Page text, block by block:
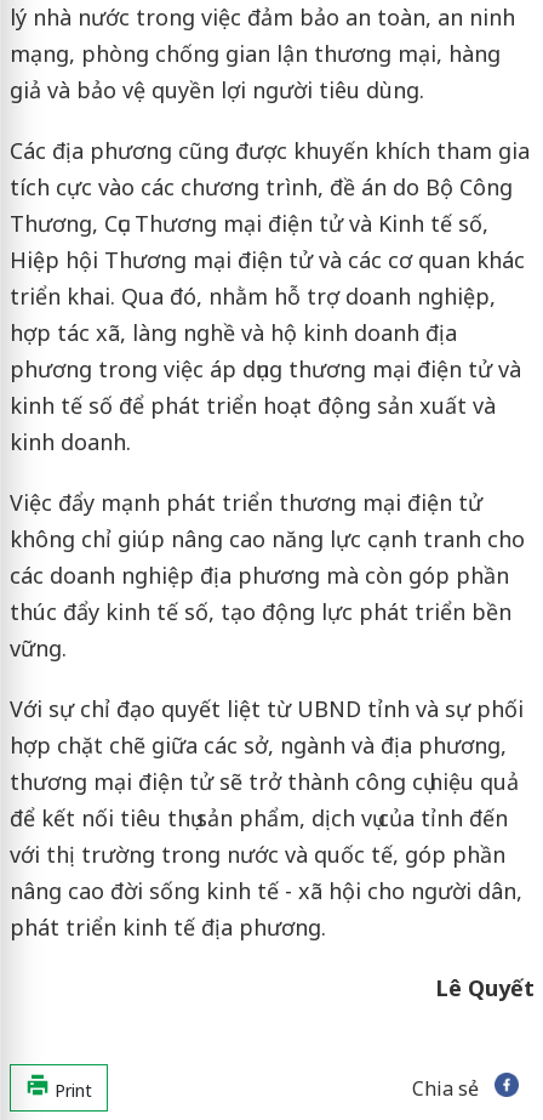
lý nhà nước trong việc đảm bảo an toàn, an ninh
mạng, phòng chống gian lận thương mại, hàng
giả và bảo vệ quyền lợi người tiêu dùng.
Các địa phương cũng được khuyến khích tham gia
tích cực vào các chương trình, đề án do Bộ Công
Thương, Cục Thương mại điện tử và Kinh tế số,
Hiệp hội Thương mại điện tử và các cơ quan khác
triển khai. Qua đó, nhằm hỗ trợ doanh nghiệp,
hợp tác xã, làng nghề và hộ kinh doanh địa
phương trong việc áp dụng thương mại điện tử và
kinh tế số để phát triển hoạt động sản xuất và
kinh doanh.
Việc đẩy mạnh phát triển thương mại điện tử
không chỉ giúp nâng cao năng lực cạnh tranh cho
các doanh nghiệp địa phương mà còn góp phần
thúc đẩy kinh tế số, tạo động lực phát triển bền
vững.
Với sự chỉ đạo quyết liệt từ UBND tỉnh và sự phối
hợp chặt chẽ giữa các sở, ngành và địa phương,
thương mại điện tử sẽ trở thành công cụ hiệu quả
để kết nối tiêu thụ sản phẩm, dịch vụ của tỉnh đến
với thị trường trong nước và quốc tế, góp phần
nâng cao đời sống kinh tế - xã hội cho người dân,
phát triển kinh tế địa phương.
Lê Quyết
Print Chia sẻ